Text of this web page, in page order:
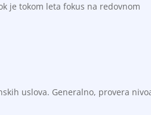
je tokom leta fokus na redovnom
uslova. Generalno, provera